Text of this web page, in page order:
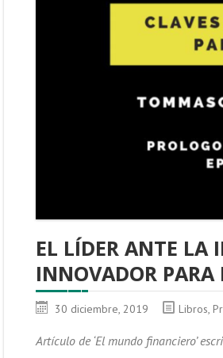
EL LÍDER ANTE LA
INNOVADOR PARA
30 diciembre, 2019 Libros,
Artículo de ‘El mundo financiero’